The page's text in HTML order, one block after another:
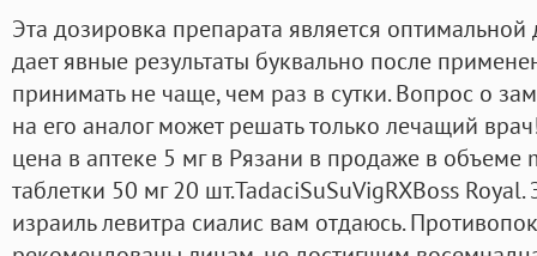
Эта дозировка препарата является
дает явные результаты буквально после
принимать не чаще, чем раз в сутки. Вопрос о
на его аналог может решать только лечащий
цена в аптеке 5 мг в Рязани в продаже в объеме
таблетки 50 мг 20 шт.TadaciSuSuVigRXBoss Royal.
израиль левитра сиалис вам отдаюсь.